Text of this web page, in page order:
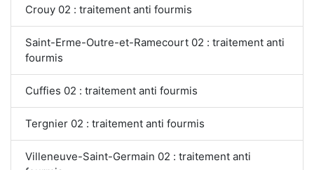
Crouy 02 : traitement anti fourmis
Saint-Erme-Outre-et-Ramecourt 02 : traitement anti
fourmis
Cuffies 02 : traitement anti fourmis
Tergnier 02 : traitement anti fourmis
Villeneuve-Saint-Germain 02 : traitement anti